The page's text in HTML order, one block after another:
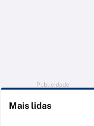
Publicidade
Mais lidas